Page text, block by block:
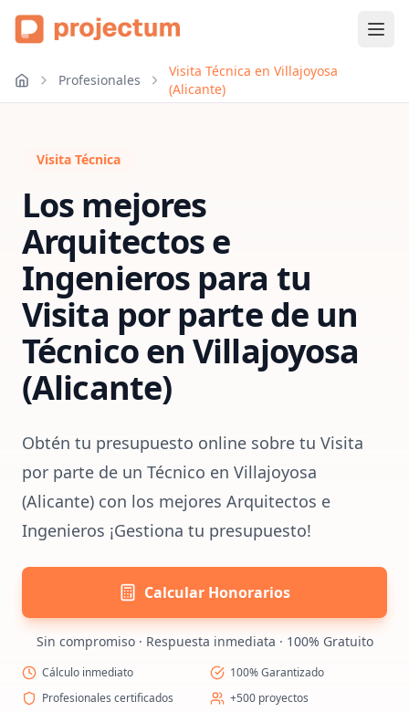
Profesionales
Visita Técnica en Villajoyosa
(Alicante)
Visita Técnica
Los mejores
Arquitectos e
Ingenieros para tu
Visita por parte de un
TécnicoenVillajoyosa
(Alicante)
Obtén tu presupuesto online sobre tu Visita
por parte de un Técnico en Villajoyosa
(Alicante) con los mejores Arquitectos e
Ingenieros ¡Gestiona tu presupuesto!
Calcular Honorarios
Sin compromiso · Respuesta inmediata · 100% Gratuito
Cálculo inmediato
100% Garantizado
Profesionales certificados
+500 proyectos